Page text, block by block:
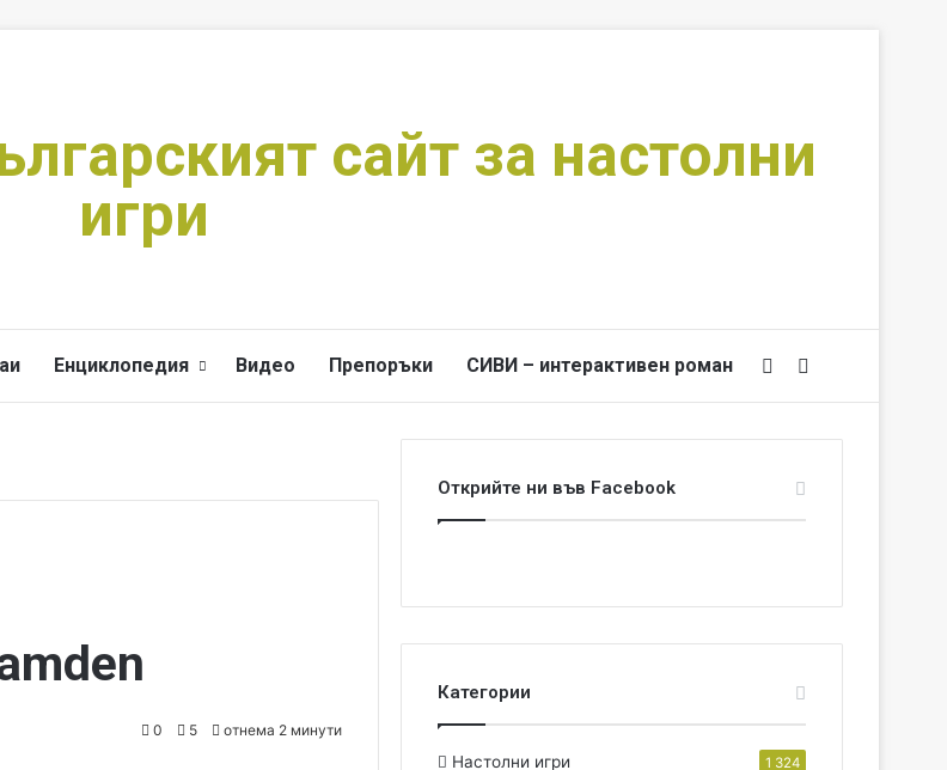
сайт за настолни
игри
Енциклопедия Видео Препоръки СИВИ – интерактивен роман Switch skin
0 5 отнема 2 минути
Открийте ни във Facebook
Категории
Настолни игри 1 324